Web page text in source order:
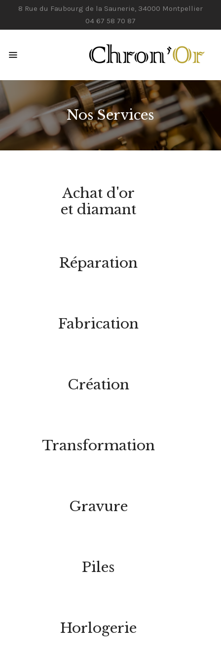
8 Rue du Faubourg de la Saunerie, 34000 Montpellier
04 67 58 70 87
Nos Services
ACCUEIL
NOS SERVICES
CONTACTS
Achat d'or
et diamant
Réparation
Fabrication
Création
Transformation
Gravure
Piles
Horlogerie